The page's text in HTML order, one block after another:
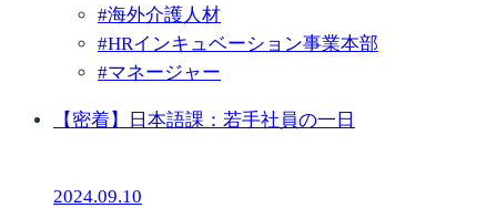
#海外介護人材
#HRインキュベーション事業本部
#マネージャー
【密着】日本語課：若手社員の一日
2024.09.10